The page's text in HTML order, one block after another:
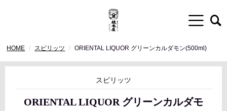
HOME スピリッツ ORIENTAL LIQUOR グリーンカルダモン(500ml)
スピリッツ
ORIENTAL LIQUOR グリーンカルダモ